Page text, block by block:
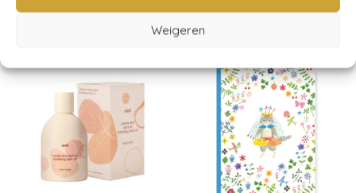
Weigeren
Gerelateerde producten